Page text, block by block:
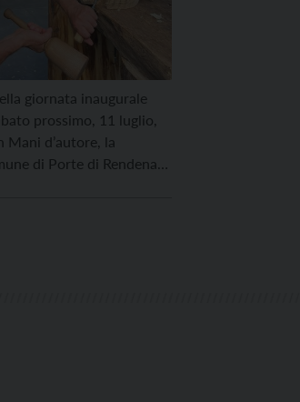
giornata inaugurale
prossimo, 11 luglio,
d’autore, la
di Porte di Rendena